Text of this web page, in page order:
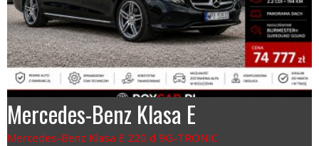
Mercedes-Benz Klasa E
Mercedes-Benz Klasa E 220 d 9G-TRONIC